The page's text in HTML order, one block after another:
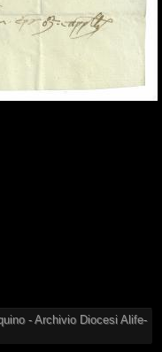
- Archivio Diocesi Alife-